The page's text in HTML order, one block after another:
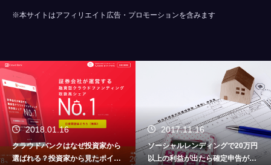
※本サイトはアフィリエイト広告・プロモーションを含みます
2017.11.16
ソーシャルレンディングで20万円
以上の利益が出たら確定申告が必
2017.10.20
クラウドバンクにて2017年10月
分として配当された分配金の内容